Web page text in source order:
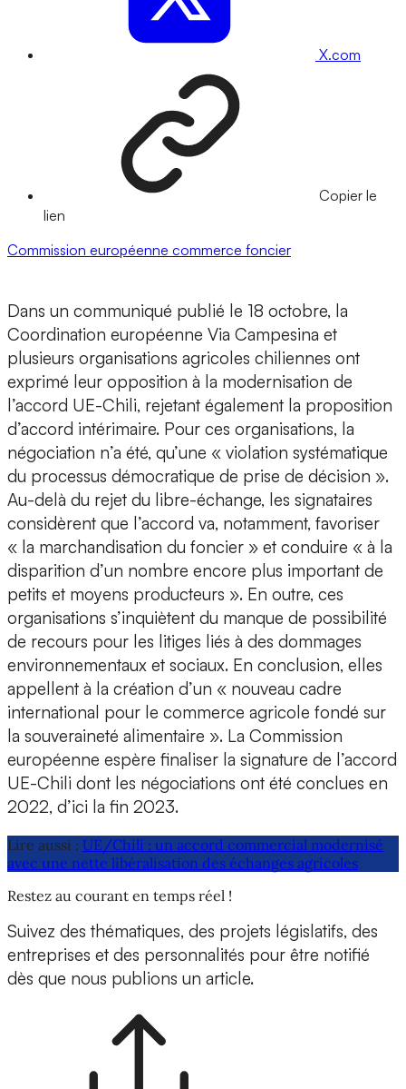
X.com
Copier le
lien
Commission européenne commerce foncier
Dans un communiqué publié le 18 octobre, la
Coordination européenne Via Campesina et
plusieurs organisations agricoles chiliennes ont
exprimé leur opposition à la modernisation de
l’accord UE-Chili, rejetant également la proposition
d’accord intérimaire. Pour ces organisations, la
négociation n’a été, qu’une « violation systématique
du processus démocratique de prise de décision ».
Au-delà du rejet du libre-échange, les signataires
considèrent que l’accord va, notamment, favoriser
« la marchandisation du foncier » et conduire « à la
disparition d’un nombre encore plus important de
petits et moyens producteurs ». En outre, ces
organisations s’inquiètent du manque de possibilité
de recours pour les litiges liés à des dommages
environnementaux et sociaux. En conclusion, elles
appellent à la création d’un « nouveau cadre
international pour le commerce agricole fondé sur
la souveraineté alimentaire ». La Commission
européenne espère finaliser la signature de l’accord
UE-Chili dont les négociations ont été conclues en
2022, d’ici la fin 2023.
Lire aussi : UE/Chili : un accord commercial modernisé
avec une nette libéralisation des échanges agricoles
Restez au courant en temps réel !
Suivez des thématiques, des projets législatifs, des
entreprises et des personnalités pour être notifié
dès que nous publions un article.